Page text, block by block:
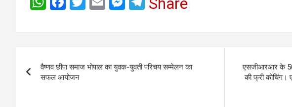
p
k
at
A
p
ce
o
o
tt ail se
g
e
a
navigation
वैष्णव छीपा समाज भोपाल का युवक-युवती परिचय सम्मेलन का
सफल आयोजन
एसजीआरआर के 50
की फ्री